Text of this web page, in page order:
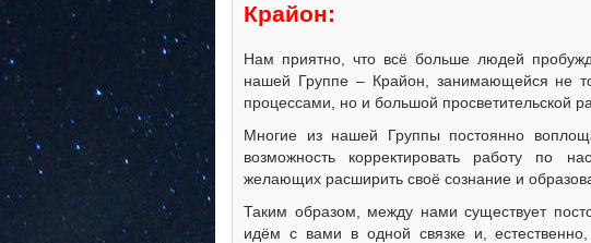
Крайон:
Нам приятно, что всё больше людей
нашей Группе – Крайон, занимающейся не
процессами, но и большой просветительской
Многие из нашей Группы постоянно
возможность корректировать работу по
желающих расширить своё сознание и
Таким образом, между нами существует
идём с вами в одной связке и,